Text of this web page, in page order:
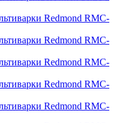
Redmond RMC-
Redmond RMC-
Redmond RMC-
Redmond RMC-
Redmond RMC-